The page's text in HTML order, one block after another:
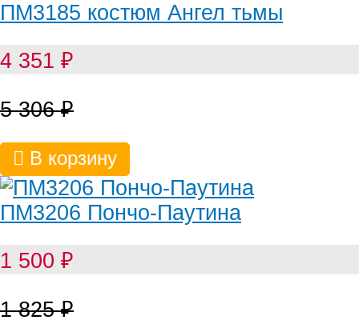
ПМ3185 костюм Ангел тьмы
4 351 ₽
5 306₽
В корзину
ПМ3206 Пончо-Паутина
1 500 ₽
1 825₽